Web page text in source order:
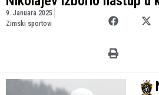
9. Januara 2025.
Zimski sportovi